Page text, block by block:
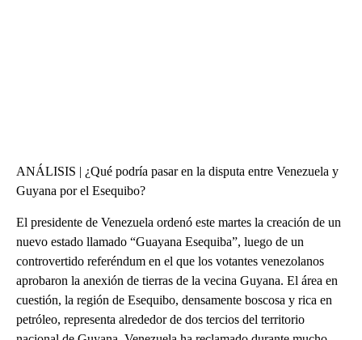
ANÁLISIS | ¿Qué podría pasar en la disputa entre Venezuela y
Guyana por el Esequibo?
El presidente de Venezuela ordenó este martes la creación de un
nuevo estado llamado “Guayana Esequiba”, luego de un
controvertido referéndum en el que los votantes venezolanos
aprobaron la anexión de tierras de la vecina Guyana. El área en
cuestión, la región de Esequibo, densamente boscosa y rica en
petróleo, representa alrededor de dos tercios del territorio